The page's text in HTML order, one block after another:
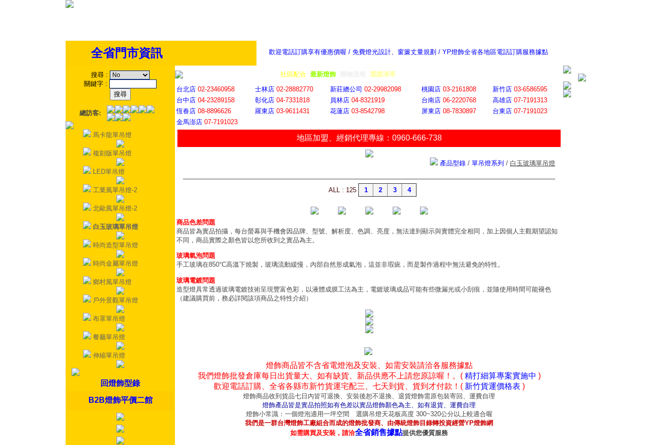
歡迎電話訂購享有優惠價喔 / 免費燈光設計、窗簾丈量規劃 / YP燈飾全省各地區電話訂購服務據點
全省門市資訊
搜尋 :
關鍵字 :
總訪客:
馬卡龍單吊燈
複刻版單吊燈
LED單吊燈
工業風單吊燈-2
北歐風單吊燈-2
白玉玻璃單吊燈
時尚造型單吊燈
時尚金屬單吊燈
鄉村風單吊燈
戶外景觀單吊燈
布罩單吊燈
餐廳單吊燈
伸縮單吊燈
回燈飾型錄
B2B燈飾平價二館
社區配合 最新燈飾 選購清單
台北店 02-23460958 士林店 02-28882770 新莊總公司 02-29982098 桃園店 03-2161808 新竹店 03-6586595
台中店 04-23289158 彰化店 04-7331818 員林店 04-8321919 台南店 06-2220768 高雄店 07-7191313
恆春店 08-8896626 羅東店 03-9611431 花蓮店 03-8542798 屏東店 08-7830897 台東店 07-7191023
金馬澎店 07-7191023
地區加盟 經銷代理專線：0960-666-738
產品型錄 / 單吊燈系列 / 白玉玻璃單吊燈
ALL : 125 1 2 3 4
商品色差問題
商品皆為實品拍攝，每台螢幕與手機會因品牌、型號、解析度、色調、亮度，無法達到顯示與實體完全相同，加上因個人主觀期望認知
不同，商品實際之顏色皆以您所收到之實品為主。
玻璃氣泡問題
手工玻璃在850°C高溫下燒製，玻璃流動緩慢，內部自然形成氣泡，這並非瑕疵，而是製作過程中無法避免的特性。
玻璃電鍍問題
造型燈具常透過玻璃電鍍技術呈現豐富色彩，以液體成膜工法為主，電鍍玻璃成品可能有些微漏光或小刮痕，並隨使用時間可能褪色
（建議購買前，務必詳閱該項商品之特性介紹）
燈飾商品皆不含省電燈泡及安裝、如需安裝請洽各服務據點
我們燈飾批發倉庫每日出貨量大、如有缺貨、新品供應不上請您原諒喔！。( 精打細算專案實施中 )
歡迎電話訂購、全省各縣市新竹貨運宅配三、七天到貨、貨到才付款！( 新竹貨運價格表 )
燈飾商品收到貨品七日內皆可退換、安裝後恕不退換、退貨燈飾需原包裝寄回、運費自理
燈飾產品皆是實品拍照如有色差以實品燈飾顏色為主、如有退貨、運費自理
燈飾小常識：一個燈泡適用一坪空間 選購吊燈天花板高度 300~320公分以上較適合喔
我們是一群台灣燈飾工廠組合而成的燈飾批發商、由傳統燈飾目錄轉投資經營YP燈飾網
如需購買及安裝，請洽全省銷售據點提供您優質服務